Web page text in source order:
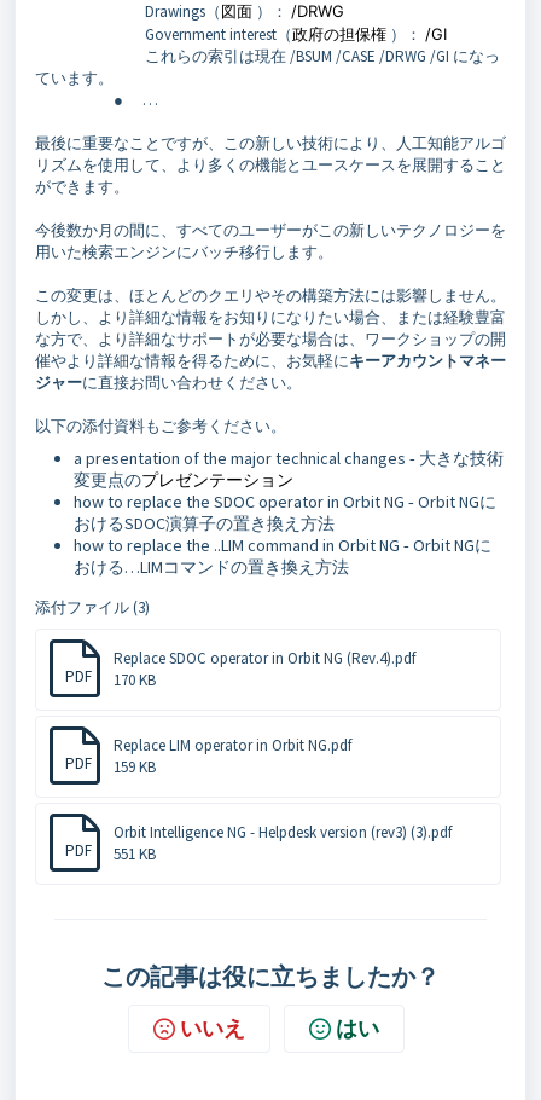
Drawings（図面 ）： /DRWG
Government interest（政府の担保権 ）： /GI
これらの索引は現在 /BSUM /CASE /DRWG /GI になっ
ています。
● …
最後に重要なことですが、この新しい技術により、人工知能アルゴ
リズムを使用して、より多くの機能とユースケースを展開すること
ができます。
今後数か月の間に、すべてのユーザーがこの新しいテクノロジーを
用いた検索エンジンにバッチ移行します。
この変更は、ほとんどのクエリやその構築方法には影響しません。
しかし、より詳細な情報をお知りになりたい場合、または経験豊富
な方で、より詳細なサポートが必要な場合は、ワークショップの開
催やより詳細な情報を得るために、お気軽にキーアカウントマネー
ジャーに直接お問い合わせください。
以下の添付資料もご参考ください。
a presentation of the major technical changes ‐ 大きな技術
変更点のプレゼンテーション
how to replace the SDOC operator in Orbit NG ‐ Orbit NGに
おけるSDOC演算子の置き換え方法
how to replace the ..LIM command in Orbit NG ‐ Orbit NGに
おける…LIMコマンドの置き換え方法
添付ファイル (3)
PDF
Replace SDOC operator in Orbit NG (Rev.4).pdf
170 KB
PDF
Replace LIM operator in Orbit NG.pdf
159 KB
PDF
Orbit Intelligence NG - Helpdesk version (rev3) (3).pdf
551 KB
この記事は役に立ちましたか？
いいえ はい